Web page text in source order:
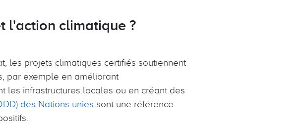
l'action climatique ?
les projets climatiques certifiés soutiennent
par exemple en améliorant
infrastructures locales ou en créant des
des Nations unies sont une référence